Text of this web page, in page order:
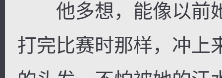
他多想，能像以前
打完比赛时那样，冲上